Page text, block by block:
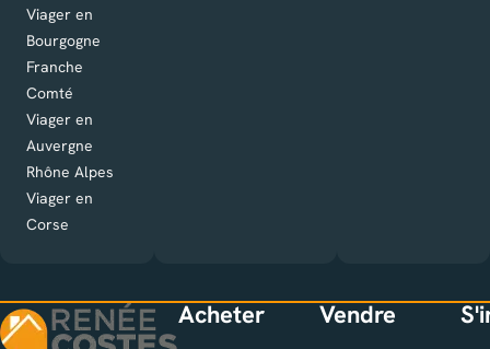
Viager en
Bourgogne
Franche
Comté
Viager en
Auvergne
Rhône Alpes
Viager en
Corse
Acheter Vendre